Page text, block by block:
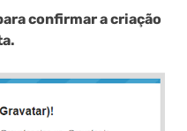
confirmar a criação